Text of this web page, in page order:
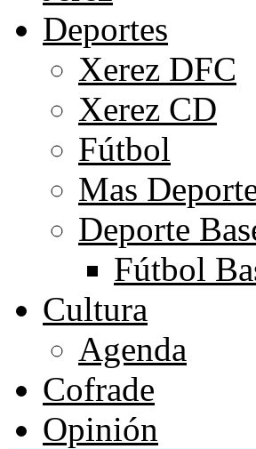
Deportes
Xerez DFC
Xerez CD
Fútbol
Mas
Deporte
Fútbol
Cultura
Agenda
Cofrade
Opinión